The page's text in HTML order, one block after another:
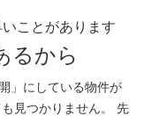
ことがあります
るから
」にしている物件が
見つかりません。 先